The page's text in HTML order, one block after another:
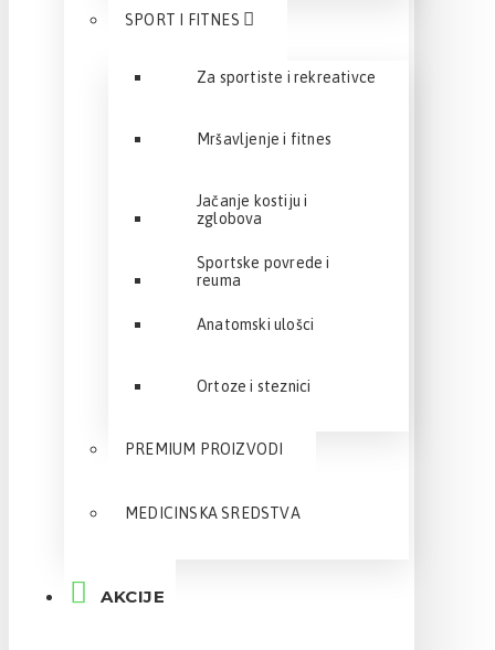
SPORT I FITNES
Za sportiste i rekreativce
Mršavljenje i fitnes
Jačanje kostiju i
zglobova
Sportske povrede i
reuma
Anatomski ulošci
Ortoze i steznici
PREMIUM PROIZVODI
MEDICINSKA SREDSTVA
AKCIJE